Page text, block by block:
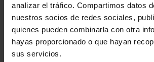
analizar el tráfico. Compartimos datos
nuestros socios de redes sociales,
quienes pueden combinarla con otra
hayas proporcionado o que hayan
sus servicios.
Rosto do